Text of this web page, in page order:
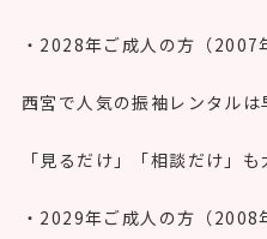
・2028年ご成人の方（2007
西宮で人気の振袖レンタルは
「見るだけ」「相談だけ」も
・2029年ご成人の方（2008